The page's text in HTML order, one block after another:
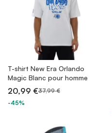
T-shirt New Era Orlando
Magic Blanc pour homme
20,99 €37,99 €
-45%